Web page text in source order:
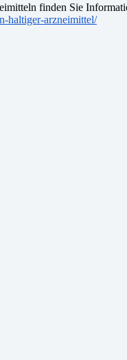
finden Sie
haltiger-arzneimittel/